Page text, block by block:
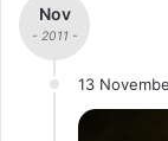
Nov
- 2011 -
13